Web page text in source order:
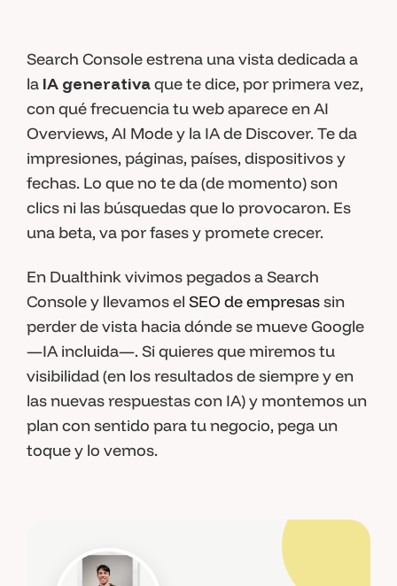
Search Console estrena una vista dedicada a
la IA generativaque te dice, por primera vez,
con qué frecuencia tu web aparece en AI
Overviews, AI Mode y la IA de Discover. Te da
impresiones, páginas, países, dispositivos y
fechas. Lo que no te da (de momento) son
clics ni las búsquedas que lo provocaron. Es
una beta, va por fases y promete crecer.
En Dualthink vivimos pegados a Search
Console y llevamos el SEO de empresassin
perder de vista hacia dónde se mueve Google
—IA incluida—. Si quieres que miremos tu
visibilidad (en los resultados de siempre y en
las nuevas respuestas con IA) y montemos un
plan con sentido para tu negocio, pega un
toque y lo vemos.